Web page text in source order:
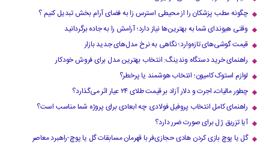
چگونه مطب پزشکان را از محیطی استرس زا به فضای آرام بخش تبدیل کنیم ؟
وقتی هیوندای شما به بهترین‌ها نیاز دارد؛ آرامش را به جاده برگردانید
قیمت گوشی‌های تازه‌وارد؛ نگاهی به نرخ مدل‌های جدید بازار
راهنمای خرید دستگاه وندینگ: انتخاب بهترین مدل برای فروش خودکار
لوازم استوک کامیون؛ انتخاب هوشمند یا پرخطر؟
چطور مالیات، اجرت و دلار آزاد بر قیمت طلای ۲۴ عیار اثر می‌گذارد؟
راهنمای کامل انتخاب پروفیل فولادی: چه ابعادی برای پروژه شما مناسب است؟
آیا تزریق ژل برای صورت ضرر دارد​؟
گل یا پوچ بازی کردن هادی حجازی‌فر با قهرمان مسابقات گل یا پوچ-راهبرد معاصر